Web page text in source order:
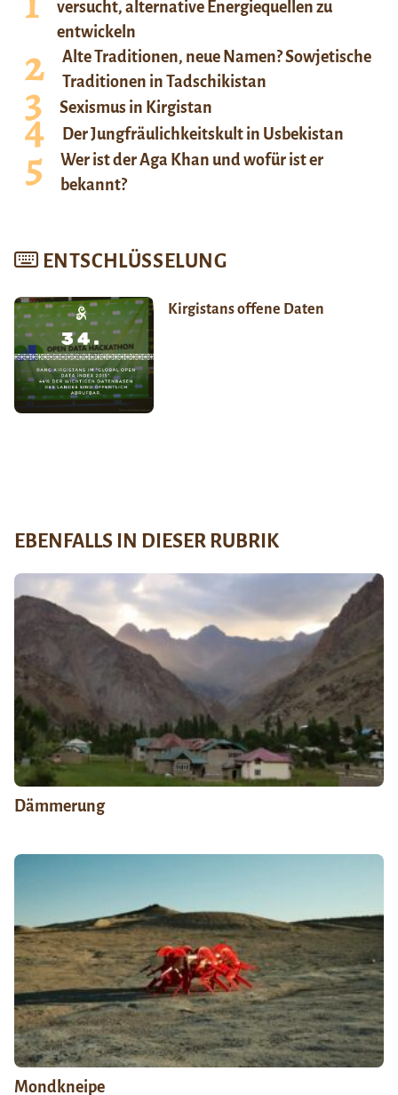
versucht, alternative Energiequellen zu
entwickeln
Alte Traditionen, neue Namen? Sowjetische
Traditionen in Tadschikistan
Sexismus in Kirgistan
Der Jungfräulichkeitskult in Usbekistan
Wer ist der Aga Khan und wofür ist er
bekannt?
ENTSCHLÜSSELUNG
Kirgistans offene Daten
EBENFALLS IN DIESER RUBRIK
Dämmerung
Mondkneipe